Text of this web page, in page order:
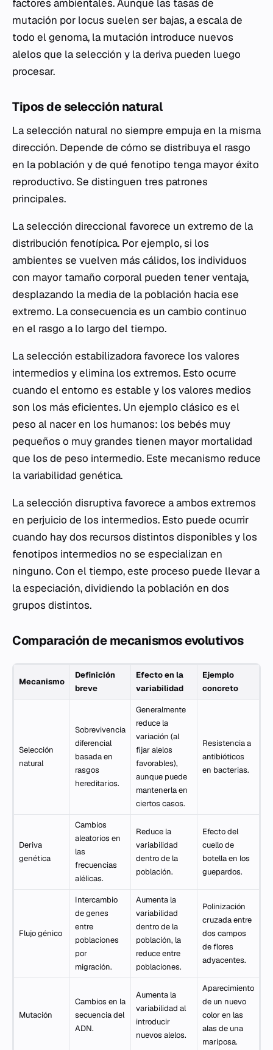
factores ambientales. Aunque las tasas de
mutación por locus suelen ser bajas, a escala de
todo el genoma, la mutación introduce nuevos
alelos que la selección y la deriva pueden luego
procesar.
Tipos de selección natural
La selección natural no siempre empuja en la misma
dirección. Depende de cómo se distribuya el rasgo
en la población y de qué fenotipo tenga mayor éxito
reproductivo. Se distinguen tres patrones
principales.
La selección direccional favorece un extremo de la
distribución fenotípica. Por ejemplo, si los
ambientes se vuelven más cálidos, los individuos
con mayor tamaño corporal pueden tener ventaja,
desplazando la media de la población hacia ese
extremo. La consecuencia es un cambio continuo
en el rasgo a lo largo del tiempo.
La selección estabilizadora favorece los valores
intermedios y elimina los extremos. Esto ocurre
cuando el entorno es estable y los valores medios
son los más eficientes. Un ejemplo clásico es el
peso al nacer en los humanos: los bebés muy
pequeños o muy grandes tienen mayor mortalidad
que los de peso intermedio. Este mecanismo reduce
la variabilidad genética.
La selección disruptiva favorece a ambos extremos
en perjuicio de los intermedios. Esto puede ocurrir
cuando hay dos recursos distintos disponibles y los
fenotipos intermedios no se especializan en
ninguno. Con el tiempo, este proceso puede llevar a
la especiación, dividiendo la población en dos
grupos distintos.
Comparación de mecanismos evolutivos
Mecanismo
Definición
breve
Efecto en la
variabilidad
Ejemplo
concreto
Selección
natural
Sobrevivencia
diferencial
basada en
rasgos
hereditarios.
Generalmente
reduce la
variación (al
fijar alelos
favorables),
aunque puede
mantenerla en
ciertos casos.
Resistencia a
antibióticos
en bacterias.
Deriva
genética
Cambios
aleatorios en
las
frecuencias
alélicas.
Reduce la
variabilidad
dentro de la
población.
Efecto del
cuello de
botella en los
guepardos.
Flujo génico
Intercambio
de genes
entre
poblaciones
por
migración.
Aumenta la
variabilidad
dentro de la
población, la
reduce entre
poblaciones.
Polinización
cruzada entre
dos campos
de flores
adyacentes.
Mutación
Cambios en la
secuencia del
ADN.
Aumenta la
variabilidad al
introducir
nuevos alelos.
Aparecimiento
de un nuevo
color en las
alas de una
mariposa.